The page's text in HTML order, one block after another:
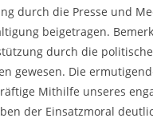
durch die Presse und
beigetragen.
durch die
gewesen. Die
Mithilfe unseres
der Einsatzmoral